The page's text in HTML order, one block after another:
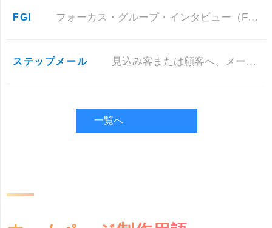
FGI フォーカス・グループ・インタビュー（Focus Group Interview）の略で、定性調査の一手法です。 ５～６
ステップメール 見込み客または顧客へ、メールを数回に分けて配信して、顧客との関係を構築しながら商品の購入やサービスへの登録を促すメールマ
一覧へ